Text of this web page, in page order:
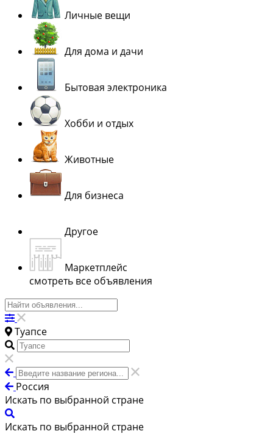
Личные вещи
Для дома и дачи
Бытовая электроника
Хобби и отдых
Животные
Для бизнеса
Другое
Маркетплейс
смотреть все объявления
Туапсе
Россия
Искать по выбранной стране
Искать по выбранной стране